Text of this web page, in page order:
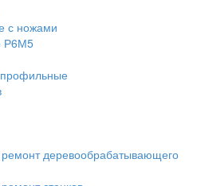
с ножами
Р6М5
деревообрабатывающего